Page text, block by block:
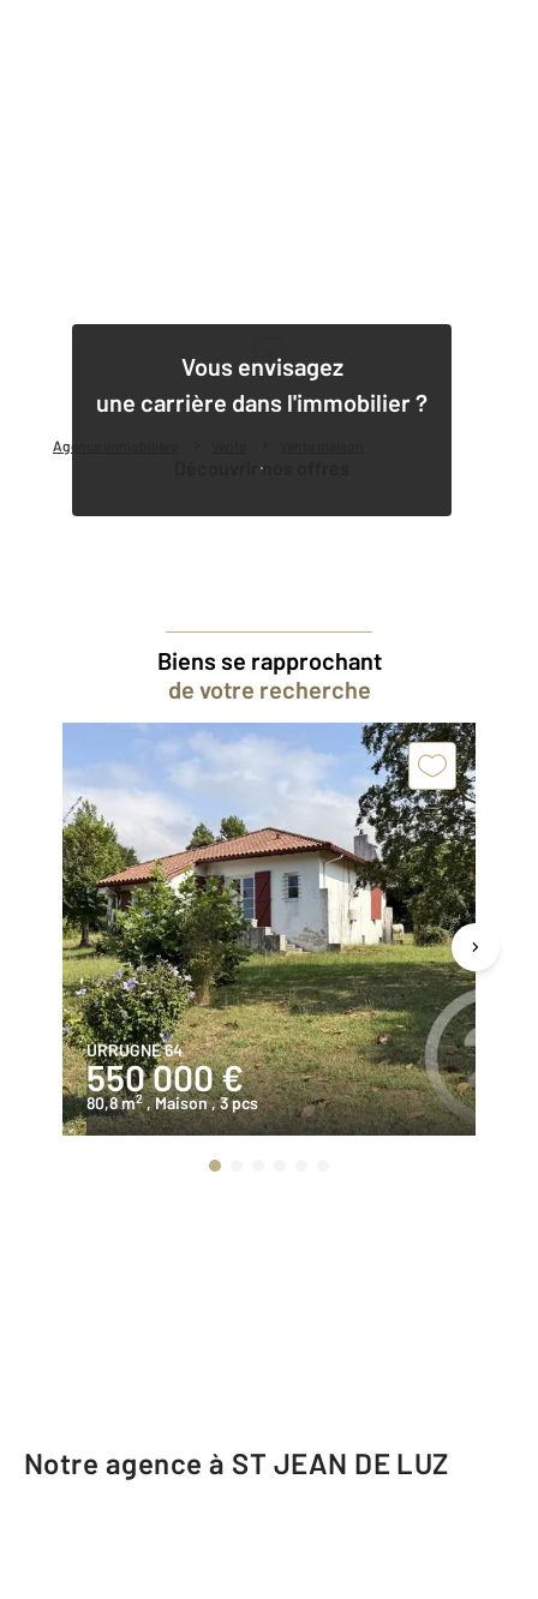
Agence immobilière
Vous envisagez
une carrière dans l'immobilier ?
Découvrir nos offres
1
Biens se rapprochant
de votre recherche
URRUGNE 64
550 000 €
80,8 m2 , Maison, 3 pcs
Notre agence à ST JEAN DE LUZ